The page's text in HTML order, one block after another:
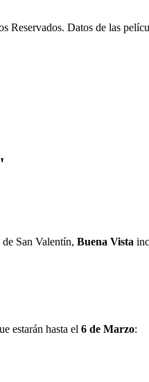
Reservados. Datos de las
San Valentín, Buena Vista
estarán hasta el 6 de Marzo: